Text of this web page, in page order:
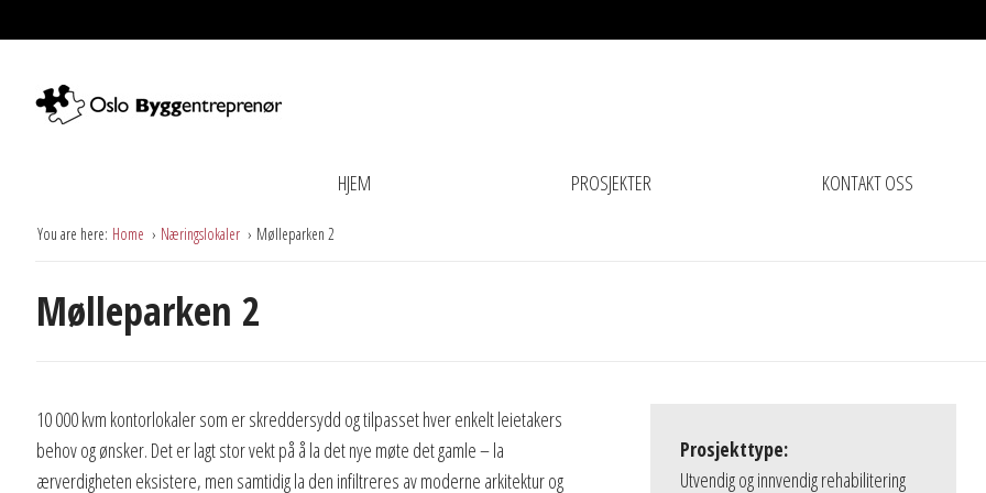
HJEM PROSJEKTER KONTAKT OSS
You are here: Home Næringslokaler Mølleparken 2
Mølleparken 2
10 000 kvm kontorlokaler som er skreddersydd og tilpasset hver enkelt leietakers
behov og ønsker. Det er lagt stor vekt på å la det nye møte det gamle – la
ærverdigheten eksistere, men samtidig la den infiltreres av moderne arkitektur og
Prosjekttype:
Utvendig og innvendig rehabilitering